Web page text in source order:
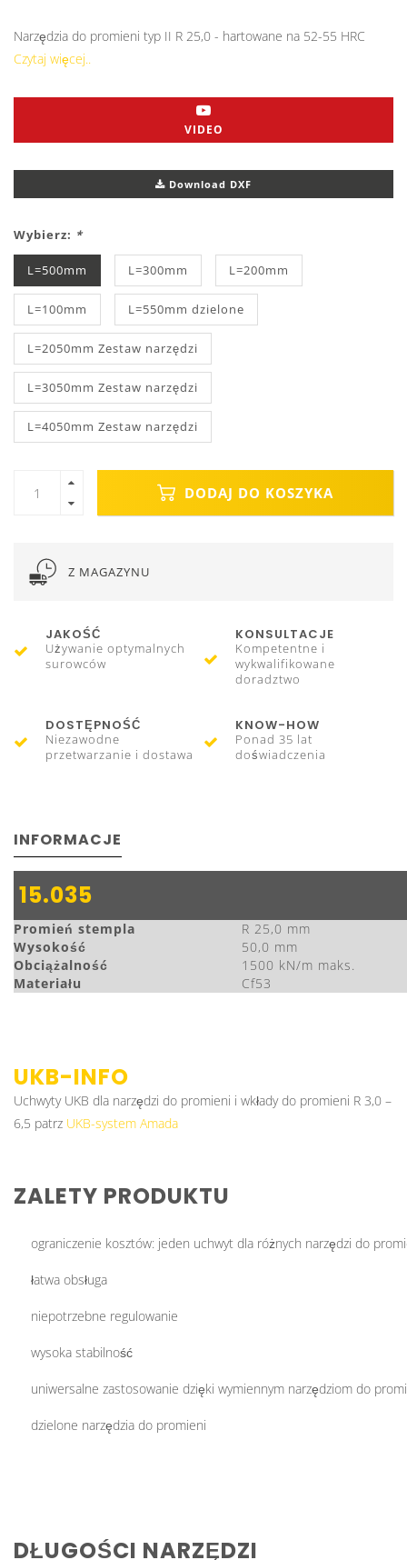
Narzędzia do promieni typ II R 25,0 - hartowane na 52-55 HRC
Czytaj więcej..
VIDEO
Download DXF
Wybierz: *
L=500mm L=300mm L=200mm
L=100mm L=550mm dzielone
L=2050mm Zestaw narzędzi
L=3050mm Zestaw narzędzi
L=4050mm Zestaw narzędzi
DODAJ DO KOSZYKA
Z MAGAZYNU
JAKOŚĆ
Używanie optymalnych
surowców
KONSULTACJE
Kompetentne i
wykwalifikowane
doradztwo
DOSTĘPNOŚĆ
Niezawodne
przetwarzanie i dostawa
KNOW-HOW
Ponad 35 lat
doświadczenia
INFORMACJE
15.035
Promień stempla
R 25,0 mm
Wysokość
50,0 mm
Obciążalność
1500 kN/m maks.
Materiału
Cf53
UKB-INFO
Uchwyty UKB dla narzędzi do promieni i wkłady do promieni R 3,0 –
6,5 patrz UKB-system Amada
ZALETY PRODUKTU
ograniczenie kosztów: jeden uchwyt dla różnych narzędzi do
łatwa obsługa
niepotrzebne regulowanie
wysoka stabilność
uniwersalne zastosowanie dzięki wymiennym narzędziom do
dzielone narzędzia do promieni
DŁUGOŚCI NARZĘDZI